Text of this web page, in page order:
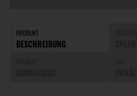
PRODUKT
BESCHREIBUNG